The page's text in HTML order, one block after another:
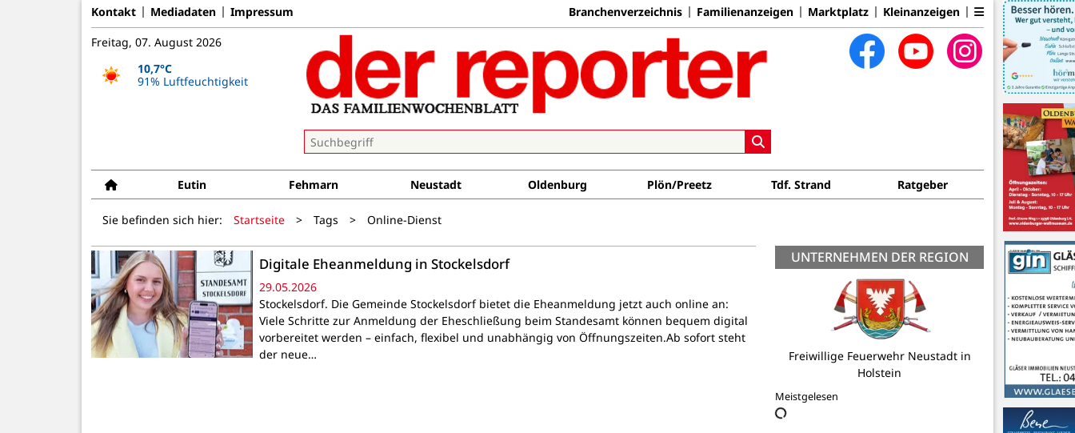
Kontakt Mediadaten Impressum Branchenverzeichnis Familienanzeigen Marktplatz Kleinanzeigen
Freitag, 07. August 2026
10,7°C
91% Luftfeuchtigkeit
Eutin Fehmarn Neustadt Oldenburg Plön/Preetz Tdf. Strand Ratgeber
Sie befinden sich hier: Startseite > Tags > Online-Dienst
Digitale Eheanmeldung in Stockelsdorf
29.05.2026
Stockelsdorf. Die Gemeinde Stockelsdorf bietet die Eheanmeldung jetzt auch online an:
Viele Schritte zur Anmeldung der Eheschließung beim Standesamt können bequem digital
vorbereitet werden – einfach, flexibel und unabhängig von Öffnungszeiten.Ab sofort steht
der neue…
UNTERNEHMEN DER REGION
Pier 19
Meistgelesen